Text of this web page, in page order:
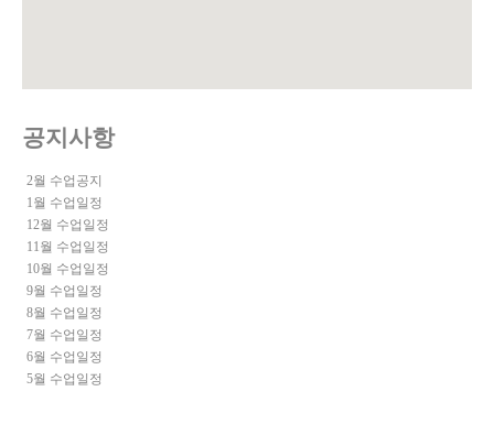
공지사항
2월 수업공지
1월 수업일정
12월 수업일정
11월 수업일정
10월 수업일정
9월 수업일정
8월 수업일정
7월 수업일정
6월 수업일정
5월 수업일정